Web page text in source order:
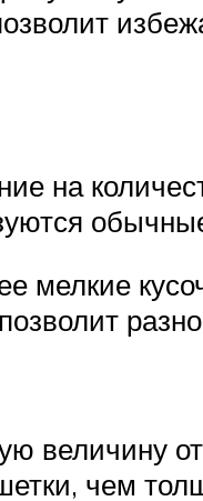
на
мелкие
величину
чем